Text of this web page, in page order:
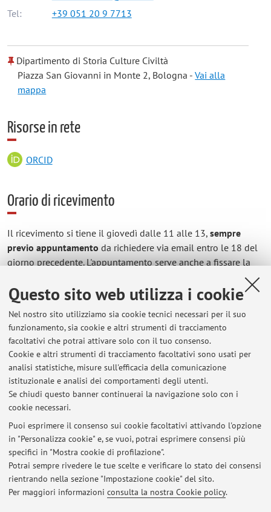
Questo sito web utilizza i cookie
Nel nostro sito utilizziamo sia cookie tecnici necessari per il suo
funzionamento, sia cookie e altri strumenti di tracciamento
facoltativi che potrai attivare solo con il tuo consenso.
Cookie e altri strumenti di tracciamento facoltativi sono usati per
analisi statistiche, misure sull'efficacia della comunicazione
istituzionale e analisi dei comportamenti degli utenti.
Se chiudi questo banner continuerai la navigazione solo con i
cookie necessari.
Puoi esprimere il consenso sui cookie facoltativi attivando l'opzione
in "Personalizza cookie" e, se vuoi, potrai esprimere consensi più
specifici in "Mostra cookie di profilazione".
Potrai sempre rivedere le tue scelte e verificare lo stato dei consensi
rientrando nella sezione "Impostazione cookie" del sito.
Per maggiori informazioni consulta la nostra Cookie policy.
Tel:
+39 051 20 9 7713
Dipartimento di Storia Culture Civiltà
Piazza San Giovanni in Monte 2, Bologna -Vai alla
mappa
Risorse in rete
ORCID
Orario di ricevimento
Il ricevimento si tiene il giovedì dalle 11 alle 13, sempre
previo appuntamento da richiedere via email entro le 18 del
giorno precedente. L'appuntamento serve anche a fissare la
modalità di incontro (in presenza, Studio 29, o via Microsoft
Teams) ed è quindi indispensabile.
Ultimi avvisi
Frequenza degli appelli d'esame
Pubblicato il: 28 novembre 2024
Informazioni per l'esame di "Storia delle Chiese e dei movimenti
religiosi" - Modulo 1, 2022/2023
Pubblicato il: 09 marzo 2023
Esami Storia del cristianesimo per A.A. precedenti al 2021/22
Pubblicato il: 27 aprile 2022